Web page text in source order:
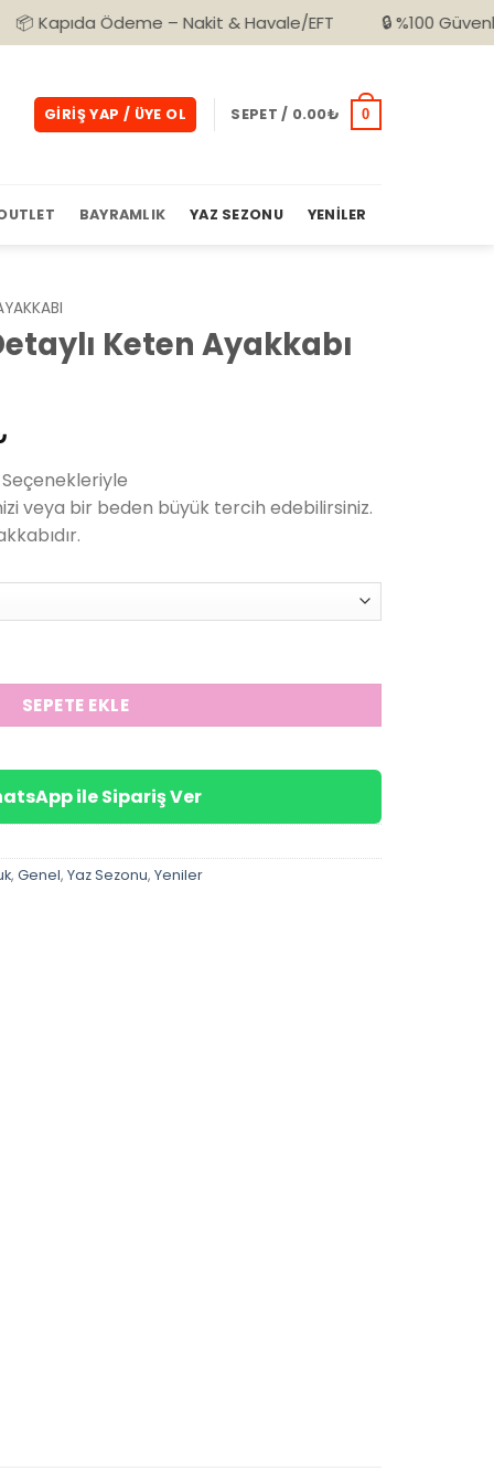
– Nakit & Havale/EFT 🔒 %100 Güvenli Alışveriş
GIRIŞ YAP / ÜYE OL SEPET / 0.00₺ 0
BAYRAMLIK YAZ SEZONU YENILER
Keten Ayakkabı
andaki
fiyat:
749.00₺.
veya bir beden büyük tercih edebilirsiniz.
SEPETE EKLE
ile Sipariş Ver
, Genel, Yaz Sezonu, Yeniler